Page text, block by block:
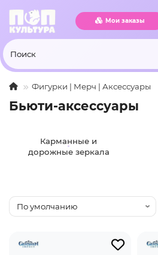
Мои заказы
Фигурки | Мерч | Аксессуары
Бьюти-аксессуары
Карманные и
дорожные зеркала